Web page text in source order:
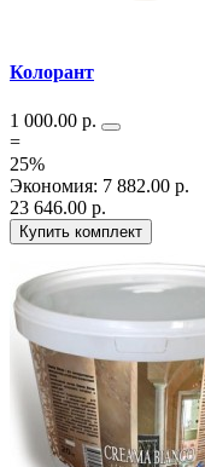
Колорант
1 000.00 р.
=
25%
Экономия: 7 882.00 р.
23 646.00 р.
Купить комплект